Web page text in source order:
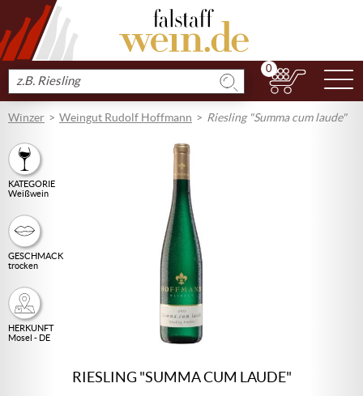
Produkt
suchen
0
Winzer Weingut Rudolf Hoffmann Riesling "Summa cum laude"
KATEGORIE
Weißwein
GESCHMACK
trocken
HERKUNFT
Mosel - DE
RIESLING "SUMMA CUM LAUDE"